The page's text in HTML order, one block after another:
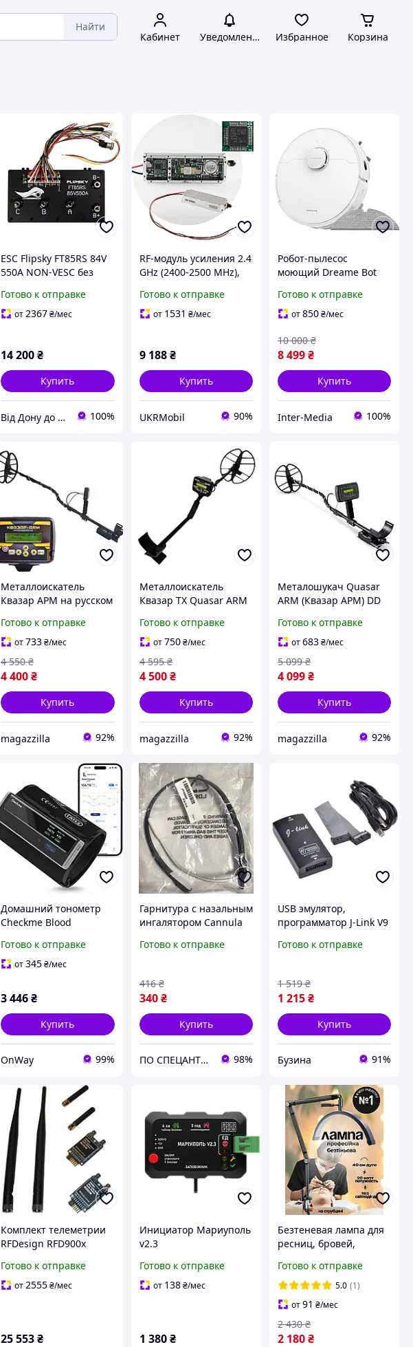
Найти
Кабинет Уведомления Избранное Корзина
ESC Flipsky FT85RS 84V
550A NON-VESC без
Готово к отправке
от2367₴/мес
14 200₴
Купить
Від Дону до Карпат 100%
RF-модуль усиления 2.4
GHz (2400-2500 MHz),
(цифровой
микроконтроллер ARM,
Готово к отправке
от 1531 ₴/мес
9 188 ₴
Купить
UKRMobil 90%
Робот-пылесос
моющий Dreame Bot
Готово к отправке
от850₴/мес
8 499₴
10 000 ₴
Купить
Inter-Media 100%
Металлоискатель
Квазар АРМ на русском
регулятором тока ТХ
Quasar ARM корпус
GR20
Готово к отправке
от733₴/мес
4 400₴
4 550 ₴
Купить
magazzilla 92%
Металлоискатель
Квазар ТХ Quasar ARM
украинском языке с FM
и регулятором тока
Готово к отправке
от750 ₴/мес
4 500 ₴
4 595 ₴
Купить
magazzilla 92%
Металошукач Quasar
ARM (Квазар АРМ) DD
Pinpoint, Li-ion, для
пошуку металу, монет,
золота
Готово к отправке
от683₴/мес
4 099₴
5 099 ₴
Купить
magazzilla 92%
Домашний тонометр
Checkme Blood
цифровой с Bluetooth
память до 50
Готово к отправке
от345₴/мес
3 446₴
Купить
OnWay 99%
Гарнитура с назальным
ингалятором Cannula
кислорода для
Готово к отправке
340 ₴
416 ₴
Купить
ПО СПЕЦАНТЕНИ Зв'язок без перешкод! 98%
USB эмулятор,
программатор J-Link V9
Готово к отправке
1 215₴
1 519 ₴
Купить
Бузина 91%
Комплект телеметрии
RFDesign RFD900x
Готово к отправке
от2555₴/мес
25 553₴
Инициатор Мариуполь
v2.3
Готово к отправке
от 138 ₴/мес
1 380 ₴
Безтеневая лампа для
ресниц, бровей,
струбцине -
настольная LED лампа
для косметологии HD-
M3X 20W
Готово к отправке
5.0 (1)
от91 ₴/мес
2 180₴
2 430 ₴